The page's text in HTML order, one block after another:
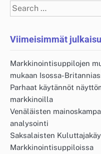
Search
for:
Viimeisimmät
Markkinointisuppilojen
mukaan Isossa-
Parhaat käytännöt
markkinoilla
Venäläisten
analysointi
Saksalaisten
Markkinointisuppiloissa